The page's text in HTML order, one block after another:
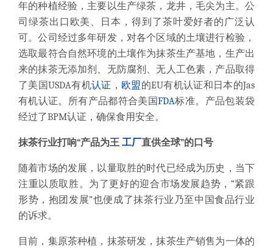
年的种植经验，主要以生产绿茶，龙井，毛尖为主。公
司绿茶出口欧美、日本，得到了茶叶爱好者的广泛认
可。公司经过多年研发， 对各个区域的土壤进行检验，
选取最符合自然环境的土壤作为抹茶生产基地， 生产出
来的抹茶无添加剂、无防腐剂、无人工色素，产品取得
了美国USDA有机认证 ， 欧盟的EU有机认证和日本的Jas
有机认证。所有产品都符合美国FDA标准。产品包装袋
经过了BPM认证，确保食用安全。
抹茶行业打响“产品为王 工厂直供全球”的口号
随着市场的发展，以量取胜的时代已经成为历史，当下
注重以质取胜。为了更好的迎合市场发展趋势，“紧跟
形势，抱团发展”也便成了抹茶行业乃至中国食品行业
的诉求。
目前，集原茶种植，抹茶研发，抹茶生产销售为一体的